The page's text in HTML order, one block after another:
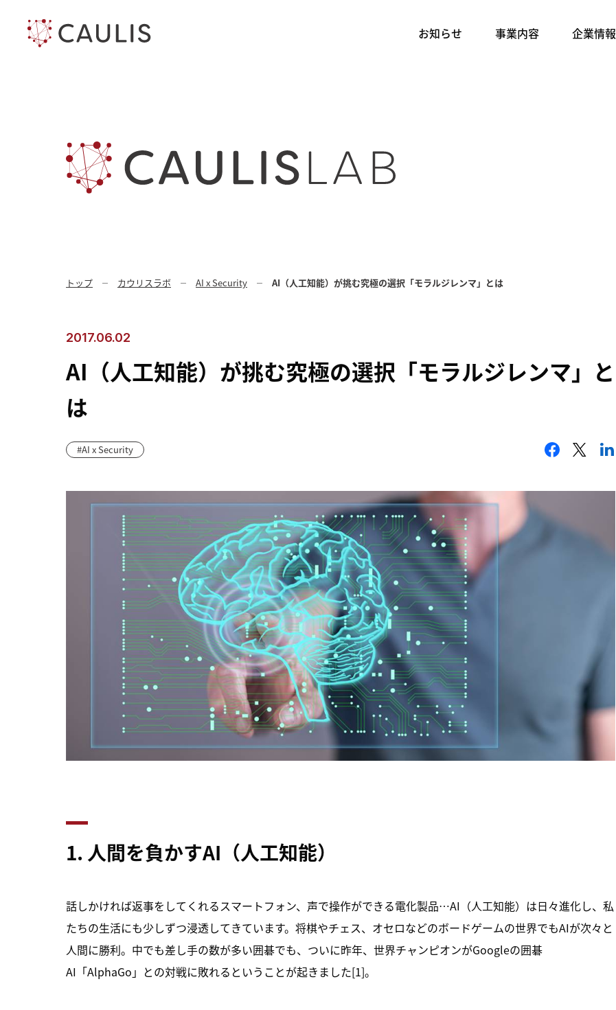
お知らせ 事業内容 企業情報
トップ カウリスラボ AI x Security AI（人工知能）が挑む究極の選択「モラルジレンマ」とは
2017.06.02
AI（人工知能）が挑む究極の選択「モラルジレンマ」と
は
AI x Security
1. 人間を負かすAI（人工知能）
話しかければ返事をしてくれるスマートフォン、声で操作ができる電化製品…AI（人工知能）は日々進化し、私
たちの生活にも少しずつ浸透してきています。将棋やチェス、オセロなどのボードゲームの世界でもAIが次々と
人間に勝利。中でも差し手の数が多い囲碁でも、ついに昨年、世界チャンピオンがGoogleの囲碁
AI「AlphaGo」との対戦に敗れるということが起きました[1]。